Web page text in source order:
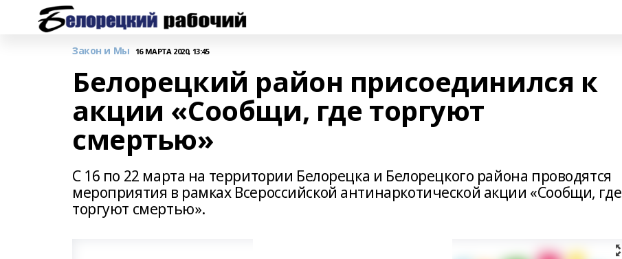
Закон и Мы 16 МАРТА 2020, 13:45
Белорецкий район присоединился к
акции «Сообщи, где торгуют
смертью»
С 16 по 22 марта на территории Белорецка и Белорецкого района проводятся
мероприятия в рамках Всероссийской антинаркотической акции «Сообщи, где
торгуют смертью».